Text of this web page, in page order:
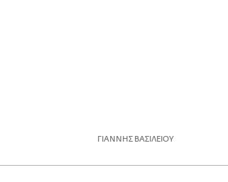
ΓΙΑΝΝΗΣ ΒΑΣΙΛΕΙΟΥ